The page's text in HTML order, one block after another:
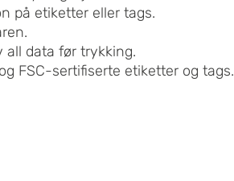
på etiketter eller tags.
all data før trykking.
FSC-sertifiserte etiketter og tags.